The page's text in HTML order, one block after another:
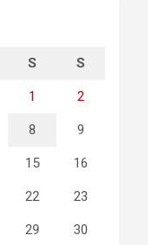
S S
1 2
8 9
15 16
22 23
29 30